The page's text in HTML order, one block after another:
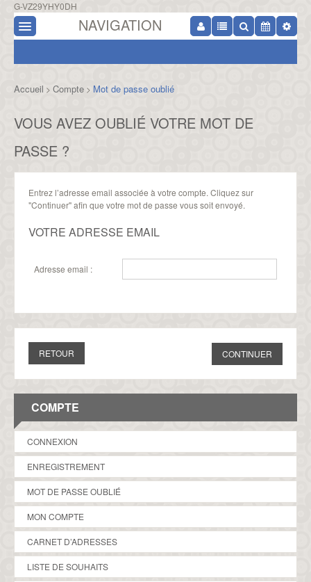
G-VZ29YHY0DH
NAVIGATION
Accueil > Compte > Mot de passe oublié
VOUS AVEZ OUBLIÉ VOTRE MOT DE
PASSE ?
Entrez l’adresse email associée à votre compte. Cliquez sur
"Continuer" afin que votre mot de passe vous soit envoyé.
VOTRE ADRESSE EMAIL
Adresse email :
RETOUR
COMPTE
CONNEXION
ENREGISTREMENT
MOT DE PASSE OUBLIÉ
MON COMPTE
CARNET D’ADRESSES
LISTE DE SOUHAITS